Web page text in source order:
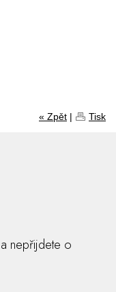
« Zpět | Tisk
nepřijdete o